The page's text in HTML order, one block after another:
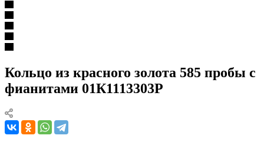
Кольцо из красного золота 585 пробы с
фианитами 01К1113303Р